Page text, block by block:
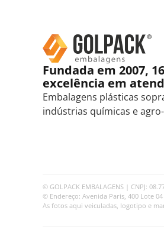
Fundada em 2007,
excelência em
Embalagens plásticas
indústrias químicas e
© GOLPACK EMBALAGENS | CNPJ:
© Endereço: Avenida Paris, 400 Lote 04
As fotos aqui veiculadas, logotipo e